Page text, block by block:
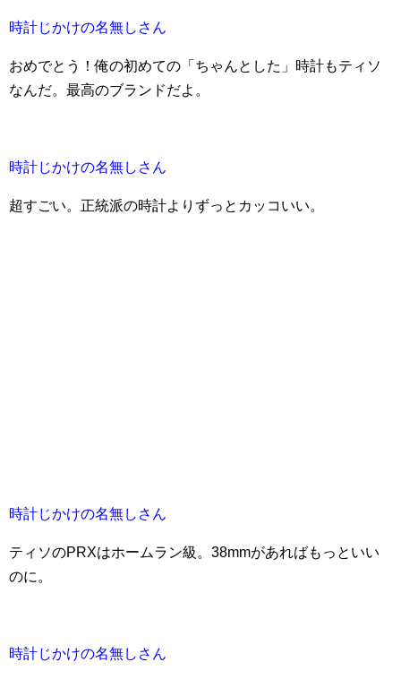
時計じかけの名無しさん
おめでとう！俺の初めての「ちゃんとした」時計もティソ
なんだ。最高のブランドだよ。
時計じかけの名無しさん
超すごい。正統派の時計よりずっとカッコいい。
時計じかけの名無しさん
ティソのPRXはホームラン級。38mmがあればもっといい
のに。
時計じかけの名無しさん